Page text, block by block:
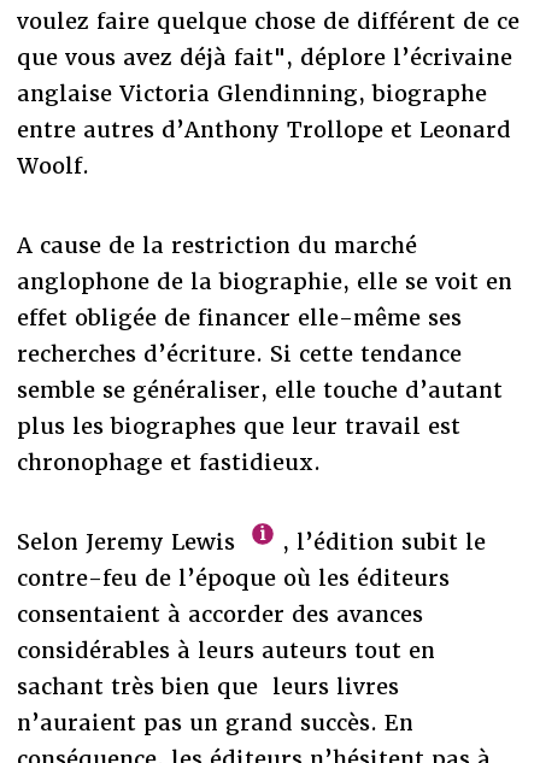
voulez faire quelque chose de différent de ce
que vous avez déjà fait", déplore l’écrivaine
anglaise Victoria Glendinning, biographe
entre autres d’Anthony Trollope et Leonard
Woolf.
A cause de la restriction du marché
anglophone de la biographie, elle se voit en
effet obligée de financer elle-même ses
recherches d’écriture. Si cette tendance
semble se généraliser, elle touche d’autant
plus les biographes que leur travail est
chronophage et fastidieux.
Selon Jeremy Lewis
, l’édition subit le
contre-feu de l’époque où les éditeurs
consentaient à accorder des avances
considérables à leurs auteurs tout en
sachant très bien que leurs livres
n’auraient pas un grand succès. En